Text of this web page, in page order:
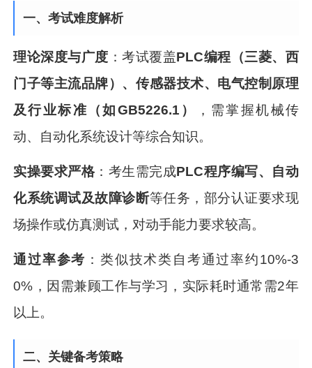
一、考试难度解析
理论深度与广度 ：考试覆盖PLC编程（三菱、西
门子等主流品牌）、传感器技术、电气控制原理
及行业标准（如GB5226.1）
，需掌握机械传
动、自动化系统设计等综合知识。
实操要求严格：考生需完成PLC程序编写、自动
化系统调试及故障诊断等任务，部分认证要求现
场操作或仿真测试，对动手能力要求较高。
通过率参考 ：类似技术类自考通过率约10%-3
0%，因需兼顾工作与学习，实际耗时通常需2年
以上。
二、关键备考策略